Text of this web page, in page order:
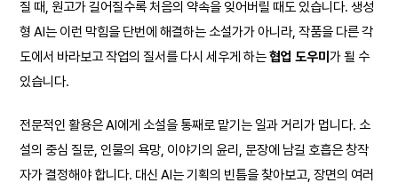
질 때, 원고가 길어질수록 처음의 약속을 잊어버릴 때도 있습니다. 생성
형 AI는 이런 막힘을 단번에 해결하는 소설가가 아니라, 작품을 다른 각
도에서 바라보고 작업의 질서를 다시 세우게 하는협업 도우미가 될 수
있습니다.
전문적인 활용은 AI에게 소설을 통째로 맡기는 일과 거리가 멉니다. 소
설의 중심 질문, 인물의 욕망, 이야기의 윤리, 문장에 남길 호흡은 창작
자가 결정해야 합니다. 대신 AI는 기획의 빈틈을 찾아보고, 장면의 여러